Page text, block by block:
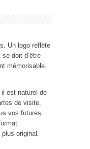
Un logo reflète
se doit d’être
mémorisable.
est naturel de
de visite.
vos futures
original.